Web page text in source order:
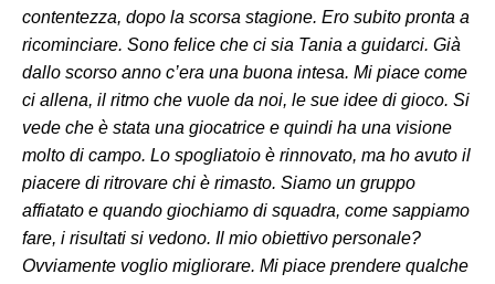
contentezza, dopo la scorsa stagione. Ero subito pronta a
ricominciare. Sono felice che ci sia Tania a guidarci. Già
dallo scorso anno c’era una buona intesa. Mi piace come
ci allena, il ritmo che vuole da noi, le sue idee di gioco. Si
vede che è stata una giocatrice e quindi ha una visione
molto di campo. Lo spogliatoio è rinnovato, ma ho avuto il
piacere di ritrovare chi è rimasto. Siamo un gruppo
affiatato e quando giochiamo di squadra, come sappiamo
fare, i risultati si vedono. Il mio obiettivo personale?
Ovviamente voglio migliorare. Mi piace prendere qualche